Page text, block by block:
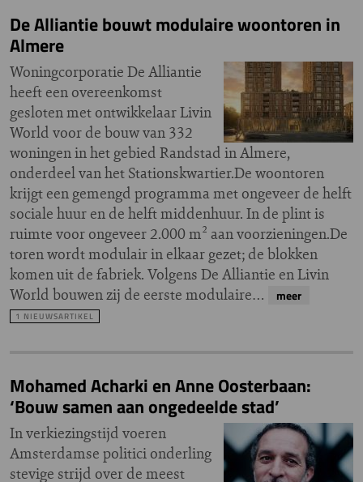
De Alliantie bouwt modulaire woontoren in
Almere
Woningcorporatie De Alliantie
heeft een overeenkomst
gesloten met ontwikkelaar Livin
World voor de bouw van 332
woningen in het gebied Randstad in Almere,
onderdeel van het Stationskwartier.De woontoren
krijgt een gemengd programma met ongeveer de helft
sociale huur en de helft middenhuur. In de plint is
ruimte voor ongeveer 2.000 m² aan voorzieningen.De
toren wordt modulair in elkaar gezet; de blokken
komen uit de fabriek. Volgens De Alliantie en Livin
World bouwen zij de eerste modulaire…
meer
1 NIEUWSARTIKEL
Mohamed Acharki en Anne Oosterbaan:
‘Bouw samen aan ongedeelde stad’
In verkiezingstijd voeren
Amsterdamse politici onderling
stevige strijd over de meest